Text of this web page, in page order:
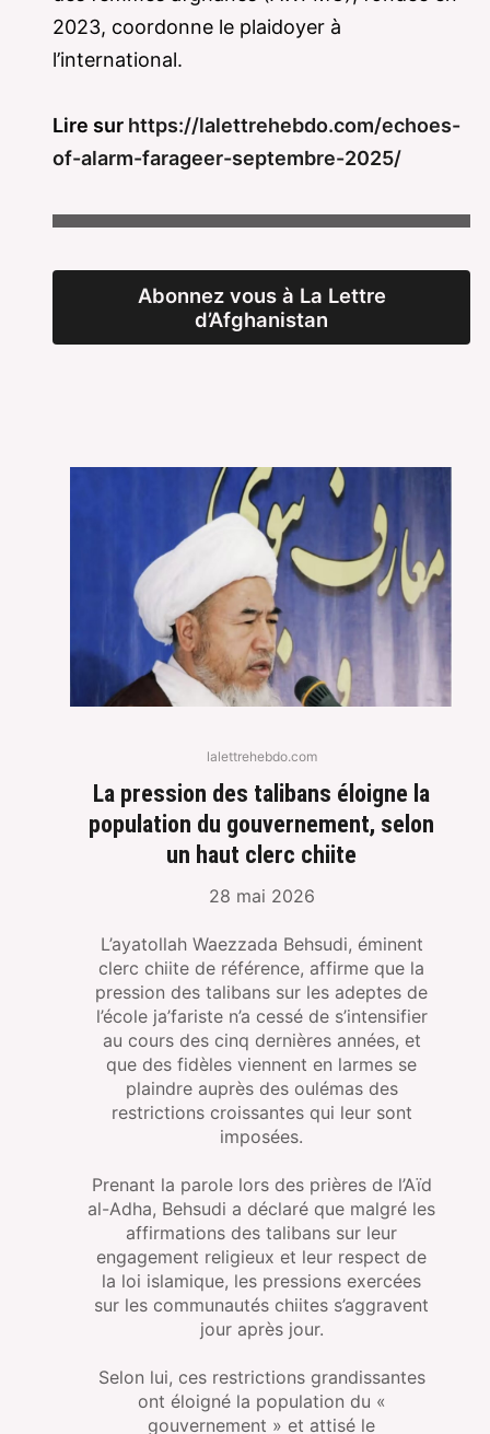
2023, coordonne le plaidoyer à
l’international.
Lire sur https://lalettrehebdo.com/echoes-
of-alarm-farageer-septembre-2025/
Abonnez vous à La Lettre
d’Afghanistan
lalettrehebdo.com
La pression des talibans éloigne la
population du gouvernement, selon
un haut clerc chiite
28 mai 2026
L’ayatollah Waezzada Behsudi, éminent
clerc chiite de référence, affirme que la
pression des talibans sur les adeptes de
l’école ja’fariste n’a cessé de s’intensifier
au cours des cinq dernières années, et
que des fidèles viennent en larmes se
plaindre auprès des oulémas des
restrictions croissantes qui leur sont
imposées.
Prenant la parole lors des prières de l’Aïd
al-Adha, Behsudi a déclaré que malgré les
affirmations des talibans sur leur
engagement religieux et leur respect de
la loi islamique, les pressions exercées
sur les communautés chiites s’aggravent
jour après jour.
Selon lui, ces restrictions grandissantes
ont éloigné la population du «
gouvernement » et attisé le